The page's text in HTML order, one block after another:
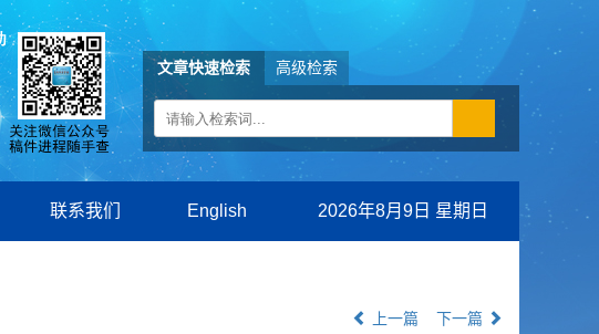
文章快速检索 高级检索
联系我们 English 2026年8月9日 星期日
上一篇 下一篇